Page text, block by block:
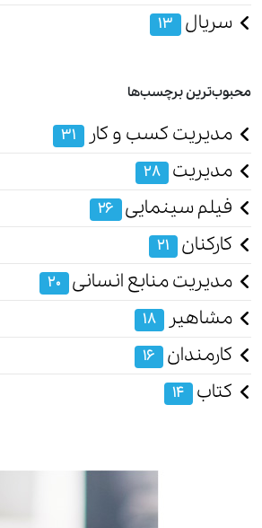
سریال 13
محبوب‌ترین برچسب‌ها
مدیریت کسب و کار 31
مدیریت 28
فیلم سینمایی 26
کارکنان 21
مدیریت منابع انسانی 20
مشاهیر 18
کارمندان 16
کتاب 14